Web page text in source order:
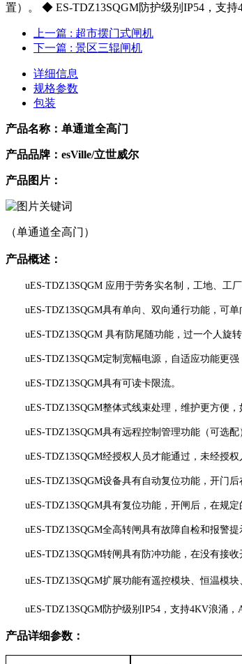
置）。 ◆ ES-TDZ13SQGM防护级别IP54，支持
上一篇 : 超市摆门式闸机
下一篇 : 景区三辊闸机
详细信息
规格参数
包装
产品名称：单通道全高门
产品品牌： esVille/立世威尔
产品图片：
（单通道全高门）
产品概述：
uES-TDZ13SQGM 应用于劳务实名制，工地、 工
uES-TDZ13SQGM具有单向、双向通行功能，可单
uES-TDZ13SQGM 具有防尾随功能，过一个人旋
uES-TDZ13SQGM定制宽幅电源，自适应功能更
uES-TDZ13SQGM具有可读卡限流。
uES-TDZ13SQGM整体式线束处理，维护更方便
uES-TDZ13SQGM具有远程控制管理功能（可选配
uES-TDZ13SQGM经授权人员才能通过，未经授权
uES-TDZ13SQGM设备具有自动复位功能，开门
uES-TDZ13SQGM具有复位功能，开闸后，在规
uES-TDZ13SQGM全高转闸具有故障自检和报警
uES-TDZ13SQGM转闸具有防冲功能，在没有接
uES-TDZ13SQGM扩展功能有遥控模块、恒温模
uES-TDZ13SQGM防护级别 IP54，支持4KV浪涌，
产品详细参数：